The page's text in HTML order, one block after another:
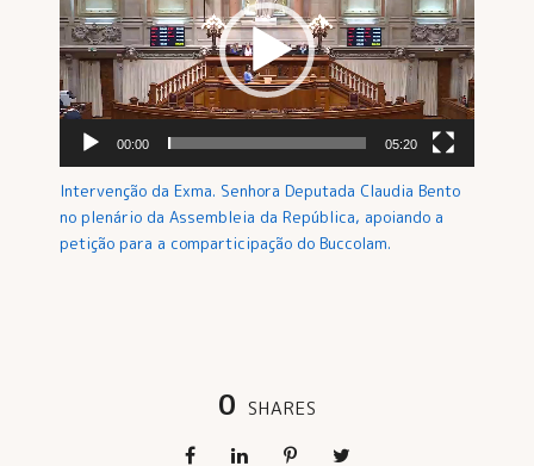
00:00 05:20
Intervenção da Exma. Senhora Deputada Claudia Bento
no plenário da Assembleia da República, apoiando a
petição para a comparticipação do Buccolam.
0 SHARES